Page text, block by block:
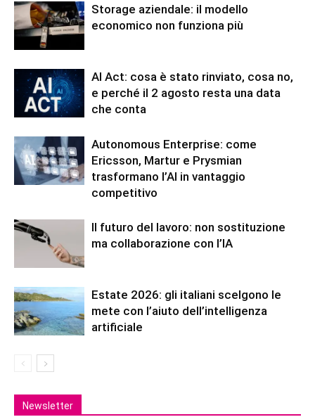
Storage aziendale: il modello
economico non funziona più
AI Act: cosa è stato rinviato, cosa no,
e perché il 2 agosto resta una data
che conta
Autonomous Enterprise: come
Ericsson, Martur e Prysmian
trasformano l’AI in vantaggio
competitivo
Il futuro del lavoro: non sostituzione
ma collaborazione con l’IA
Estate 2026: gli italiani scelgono le
mete con l’aiuto dell’intelligenza
artificiale
Newsletter